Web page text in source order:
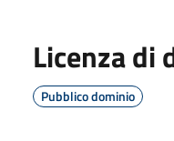
Licenza di
Pubblico dominio